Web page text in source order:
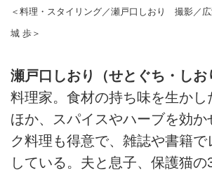
＜料理・スタイリング／瀬戸口しおり 撮影／
城 歩＞
瀬戸口しおり（せとぐち・しお
料理家。食材の持ち味を生かし
ほか、スパイスやハーブを効か
ク料理も得意で、雑誌や書籍で
している。夫と息子、保護猫の